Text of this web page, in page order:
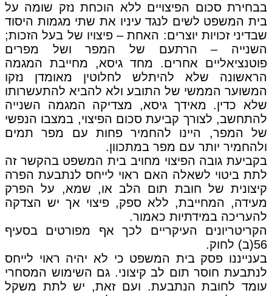
בבחירת סכום הפיצויים ללא הוכחת נזק שומה על
בית המשפט לשים לנגד עיניו את שתי מגמות היסוד
שבדיני זכויות יוצרים: האחת – פיצויו של בעל הזכות;
השנייה – הרתעם של המפר ושל מפרים
פוטנציאליים אחרים. מחד גיסא, מחייבת המגמה
הראשונה שלא להיתלש לחלוטין מאומדן נזקו
המשוער הממשי של התובע ולא להביא להתעשרותו
שלא כדין. מאידך גיסא, מצדיקה המגמה השנייה
להתחשב, לצורך קביעת סכום הפיצוי, במצבו הנפשי
של המפר, היינו להחמיר פחות עם מפר תמים
ולהחמיר יותר עם מפר במתכוון.
בקביעת גובה הפיצוי מחויב בית המשפט בהקשר זה
לתת ביטוי לשאלה האם ראוי לייחס לנתבעת הפרה
קיצונית של חובת תום הלב או, שמא, על הפרק
מעידה, המחייבת, ללא ספק, פיצוי אך יש הצדקה
להעריכה במידתיות כאמור.
הקריטריונים העיקריים לכך אף מפורטים בסעיף
56(ב) לחוק.
בענייננו פסק בית המשפט כי לא יהיה ראוי לייחס
לנתבעת חוסר תום לב קיצוני. גם השימוש המסחרי
עומד לחובת הנתבעת. ועם זאת, יש לתת משקל